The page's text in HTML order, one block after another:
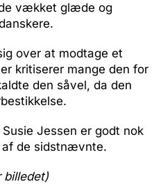
vækket glæde og
over at modtage et
kritiserer mange den for
den såvel, da den
Jessen er godt nok
af de sidstnævnte.